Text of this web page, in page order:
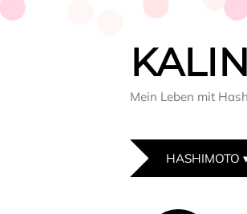
Mein Leben mit
HASHIMOTO